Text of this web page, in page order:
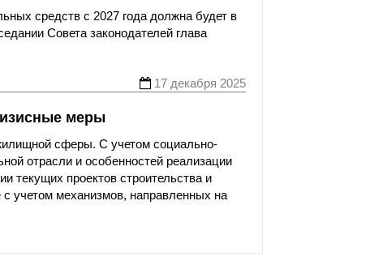
средств с 2027 года должна будет в
Совета законодателей глава
17 декабря 2025
меры
сферы. С учетом социально-
отрасли и особенностей реализации
текущих проектов строительства и
учетом механизмов, направленных на